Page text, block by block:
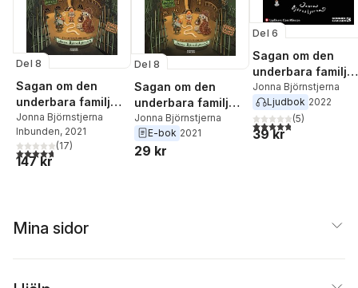
Del 8
Sagan om den
underbara familjen
Kanin och mumiens
återkomst
Jonna Björnstjerna
Inbunden, 2021
4,7utav 5 stjärnor. Totalt antal röster:
(17)
147 kr
Del 8
Sagan om den
underbara familjen
Kanin och mumiens
återkomst
Jonna Björnstjerna
E-bok 2021
29 kr
Del 6
Sagan om den
underbara
Kanin och
Spöktåget
Jonna Björnstjerna
Ljudbok 2022
4,8utav 5 stjärnor.
(5)
39 kr
Mina sidor